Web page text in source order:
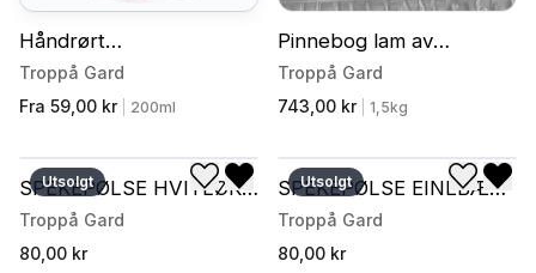
Håndrørt
Bringebærsyltetøy
Troppå Gard
Fra 59,00 kr
200ml
Pinnebog lam av
gammelnorsk spæl
Troppå Gard
743,00 kr
1,5kg
Utsolgt
SPEKEPØLSE HVITLØK
OPPSKJÆRT, CA. 100g
GAMMELNORSK SPÆL
Troppå Gard
80,00 kr
Legg til i ønskeliste
Fjern fra ønskeliste
Utsolgt
SPEKEPØLSE EINEBÆR
OPPSKJÆRT, CA. 100g
GAMMELNORSK SPÆL
Troppå Gard
80,00 kr